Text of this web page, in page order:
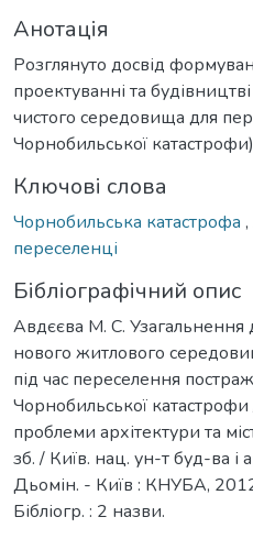
Анотація
Розглянуто досвід
проектуванні та
чистого середовища для
Чорнобильської катастрофи)
Ключові слова
Чорнобильська катастрофа ,
переселенці
Бібліографічний опис
Авдєєва М. С. Узагальнення
нового житлового
під час переселення
Чорнобильської
проблеми архітектури та
зб. / Київ. нац. ун-т буд-ва і
Дьомін. - Київ : КНУБА,
Бібліогр. : 2 назви.